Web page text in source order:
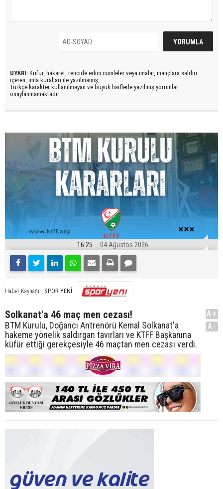
UYARI: Küfür, hakaret, rencide edici cümleler veya imalar, inançlara saldırı
içeren, imla kuralları ile yazılmamış,
Türkçe karakter kullanılmayan ve büyük harflerle yazılmış yorumlar
onaylanmamaktadır.
16:25 04 Ağustos 2026
Haber Kaynağı SPOR YENİ
Solkanat'a 46 maç men cezası!
BTM Kurulu, Doğancı Antrenörü Kemal Solkanat'a
hakeme yönelik saldırgan tavırları ve KTFF Başkanına
küfür ettiği gerekçesiyle 46 maçtan men cezası verdi.
A+
A-